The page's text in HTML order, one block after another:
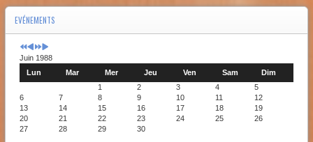
EVÉNEMENTS
Juin 1988
Lun
Mar Mer Jeu Ven Sam
Dim
1
2 3 4
5
6
7 8 9 10 11
12
13
14 15 16 17 18
19
20
21 22 23 24 25
26
27
28 29 30